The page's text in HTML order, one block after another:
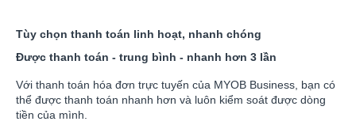
Tùy chọn thanh toán linh hoạt, nhanh chóng
Được thanh toán - trung bình - nhanh hơn 3 lần
Với thanh toán hóa đơn trực tuyến của MYOB Business, bạn có
thể được thanh toán nhanh hơn và luôn kiểm soát được dòng
tiền của mình.